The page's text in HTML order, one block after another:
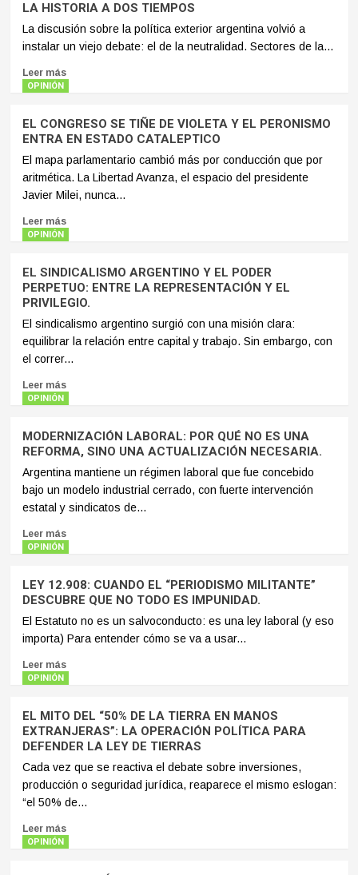
LA HISTORIA A DOS TIEMPOS
La discusión sobre la política exterior argentina volvió a
instalar un viejo debate: el de la neutralidad. Sectores de la...
Leer más
OPINIÓN
EL CONGRESO SE TIÑE DE VIOLETA Y EL PERONISMO
ENTRA EN ESTADO CATALEPTICO
El mapa parlamentario cambió más por conducción que por
aritmética. La Libertad Avanza, el espacio del presidente
Javier Milei, nunca...
Leer más
OPINIÓN
EL SINDICALISMO ARGENTINO Y EL PODER
PERPETUO: ENTRE LA REPRESENTACIÓN Y EL
PRIVILEGIO.
El sindicalismo argentino surgió con una misión clara:
equilibrar la relación entre capital y trabajo. Sin embargo, con
el correr...
Leer más
OPINIÓN
MODERNIZACIÓN LABORAL: POR QUÉ NO ES UNA
REFORMA, SINO UNA ACTUALIZACIÓN NECESARIA.
Argentina mantiene un régimen laboral que fue concebido
bajo un modelo industrial cerrado, con fuerte intervención
estatal y sindicatos de...
Leer más
OPINIÓN
LEY 12.908: CUANDO EL “PERIODISMO MILITANTE”
DESCUBRE QUE NO TODO ES IMPUNIDAD.
El Estatuto no es un salvoconducto: es una ley laboral (y eso
importa) Para entender cómo se va a usar...
Leer más
OPINIÓN
EL MITO DEL “50% DE LA TIERRA EN MANOS
EXTRANJERAS”: LA OPERACIÓN POLÍTICA PARA
DEFENDER LA LEY DE TIERRAS
Cada vez que se reactiva el debate sobre inversiones,
producción o seguridad jurídica, reaparece el mismo eslogan:
“el 50% de...
Leer más
OPINIÓN